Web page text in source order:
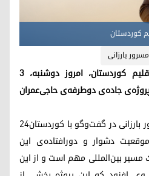
کوردستان
مسرور بارزانی
مسرور بارزانی، نخست‌وزیر اقلیم کوردستان، امروز دوشنبه، ۳
۲۰۲۵ (۱۲ آبان ۱۴۰۴)، پروژه‌ی جاده‌ی دوطرفه‌ی حاجی‌عمران
پس از افتتاح این جاده، مسرور بارزانی در گفت‌وگو با کوردستان۲۴
دشوار و دورافتاده‌ی این
بین‌المللی مهم است و از این